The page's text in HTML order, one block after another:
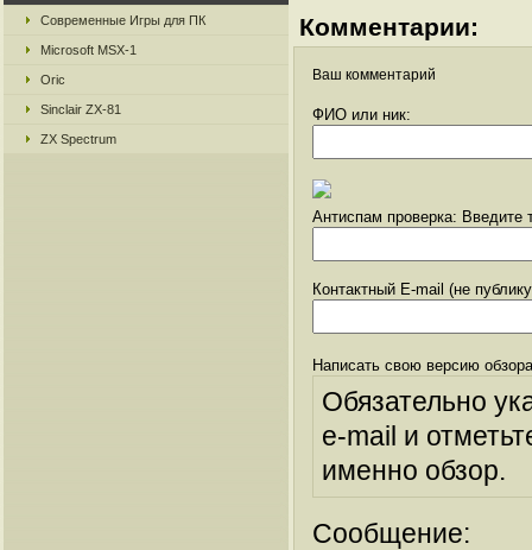
Современные Игры для ПК
Microsoft MSX-1
Oric
Sinclair ZX-81
ZX Spectrum
Комментарии:
Ваш комментарий
ФИО или ник:
Антиспам проверка: Введите
Контактный E-mail (не
Написать свою версию
Обязательно
e-mail и
именно обзор.
Сообщение: